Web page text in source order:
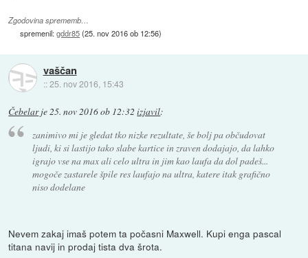
Zgodovina sprememb…
spremenil:gddr85(25. nov 2016 ob 12:56)
vaščan
::25. nov 2016, 15:43
Čebelarje25. nov 2016 ob 12:32 izjavil:
zanimivo mi je gledat tko nizke rezultate, še bolj pa občudovat
ljudi, ki si lastijo tako slabe kartice in zraven dodajajo, da lahko
igrajo vse na max ali celo ultra in jim kao laufa da dol padeš...
mogoče zastarele špile res laufajo na ultra, katere itak grafično
niso dodelane
Nevem zakaj imaš potem ta počasni Maxwell. Kupi enga pascal
titana navij in prodaj tista dva šrota.